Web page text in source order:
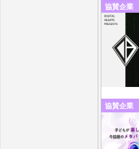
協賛企業
協賛企業